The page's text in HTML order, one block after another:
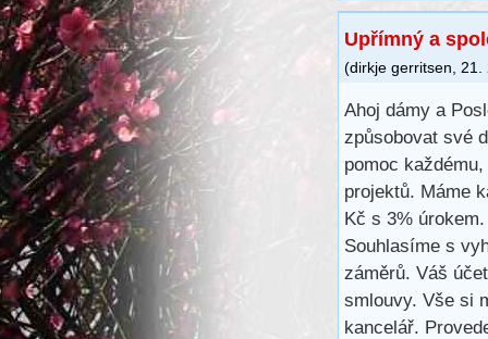
Upřímný a
(dirkje gerritsen 21.
Ahoj dámy a
způsobovat své
pomoc
projektů. Máme
Kč s 3%
Souhlasíme s
záměrů. Váš
smlouvy. Vše si
kancelář.